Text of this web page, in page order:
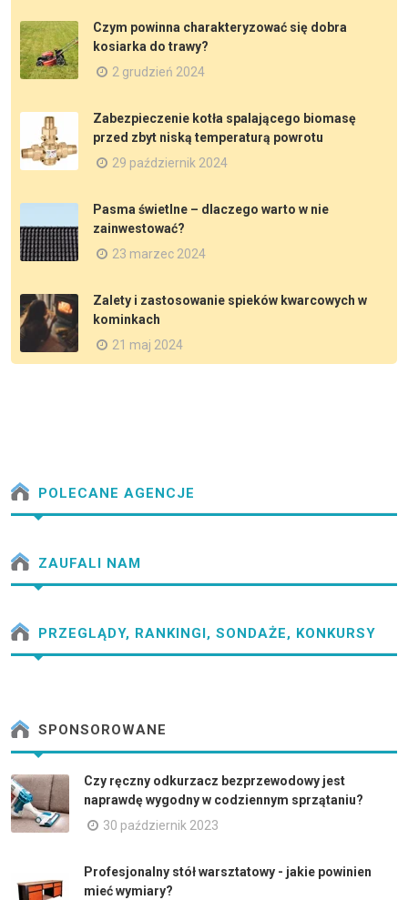
Czym powinna charakteryzować się dobra
kosiarka do trawy?
2 grudzień 2024
Zabezpieczenie kotła spalającego biomasę
przed zbyt niską temperaturą powrotu
29 październik 2024
Pasma świetlne – dlaczego warto w nie
zainwestować?
23 marzec 2024
Zalety i zastosowanie spieków kwarcowych w
kominkach
21 maj 2024
POLECANE AGENCJE
ZAUFALI NAM
PRZEGLĄDY, RANKINGI, SONDAŻE, KONKURSY
SPONSOROWANE
Czy ręczny odkurzacz bezprzewodowy jest
naprawdę wygodny w codziennym sprzątaniu?
30 październik 2023
Profesjonalny stół warsztatowy - jakie powinien
mieć wymiary?